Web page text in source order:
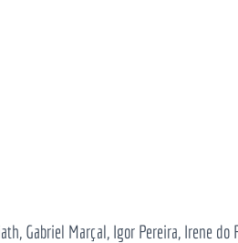
Gabriel Marçal, Igor Pereira, Irene do